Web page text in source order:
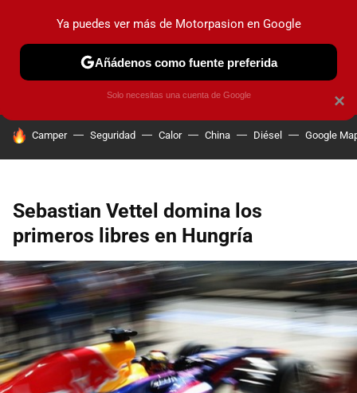
PRUEBAS COCHES ELÉCTRICOS OBSERVATORIO
HOY SE HABLA DE
Camper Seguridad Calor China Diésel Google
Sebastian Vettel domina los
primeros libres en Hungría
×
Ya puedes ver más de Motorpasion en Google
Añádenos como fuente preferida
Solo necesitas una cuenta de Google